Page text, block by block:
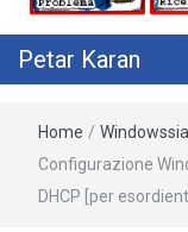
Petar Karan
Home /
Configurazione
DHCP [per